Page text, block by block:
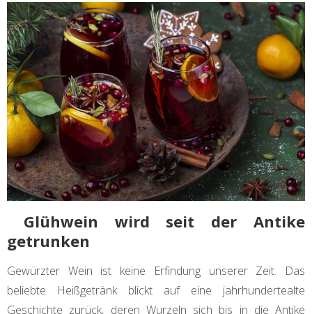
Glühwein wird seit der Antike
getrunken
Gewürzter Wein ist keine Erfindung unserer Zeit. Das
beliebte Heißgetränk blickt auf eine jahrhundertealte
Geschichte zurück, deren Wurzeln sich bis in die Antike